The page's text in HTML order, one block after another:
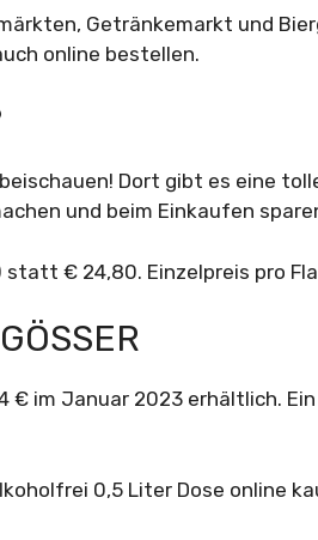
Getränkemarkt und
online bestellen.
Dort gibt es eine
und beim Einkaufen
€ 24,80. Einzelpreis pro
€ im Januar 2023 erhältlich.
0,5 Liter Dose online